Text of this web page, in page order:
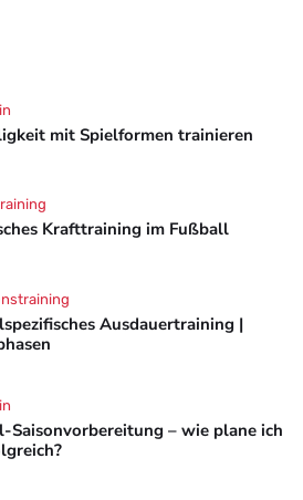
mit Spielformen trainieren
Krafttraining im Fußball
Ausdauertraining |
Saisonvorbereitung – wie plane ich